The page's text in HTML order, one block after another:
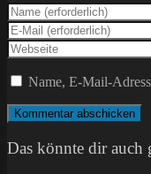
Gib
deinen
Namen
oder
Benutzernamen
zum
Kommentieren
ein
Gib
deine
E-
Mail-
Adresse
zum
Kommentieren
ein
Gib
deine
Website-
ein
(optional)
Name, E-Mail-
Das könnte dir auch